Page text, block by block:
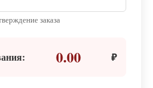
заказа
0.00 ₽